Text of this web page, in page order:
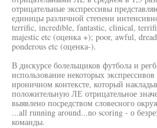
отрицательные экспрессивы
единицы различной степени
terrific, incredible, fantastic, clinical,
majestic etc (оценка +); poor, awful,
ponderous etc (оценка-).
В дискурсе болельщиков футбола и
использование некоторых
ироничном контексте, который
положительную ЛЕ отрицательное
выявлено посредством словесного
...all running around...no scoring - о
команды.